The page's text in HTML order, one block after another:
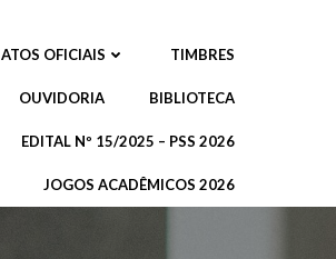
ATOS OFICIAIS TIMBRES
OUVIDORIA BIBLIOTECA
EDITAL Nº 15/2025 – PSS 2026
JOGOS ACADÊMICOS 2026